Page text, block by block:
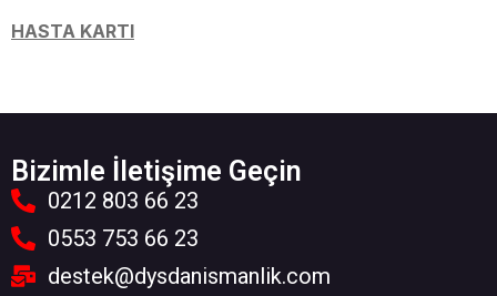
HASTA KARTI
Bizimle İletişime Geçin
0212 803 66 23
0553 753 66 23
destek@dysdanismanlik.com